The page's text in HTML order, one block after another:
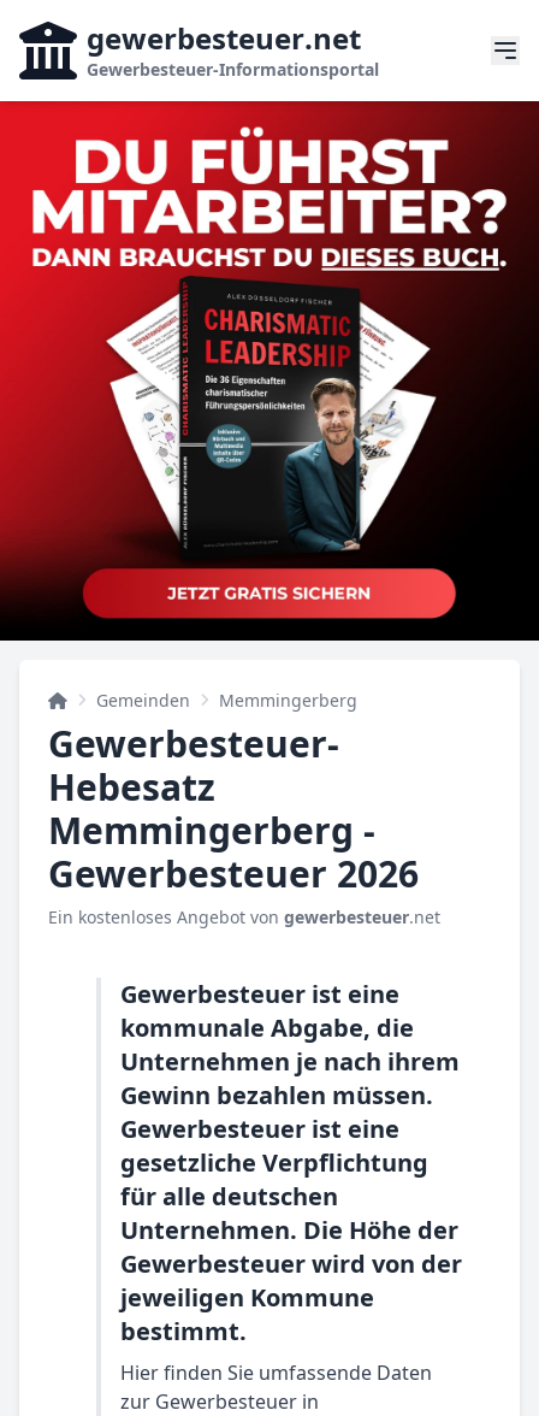
gewerbesteuer.net
Gewerbesteuer-Informationsportal
Gemeinden Memmingerberg
Gewerbesteuer-
Hebesatz
Memmingerberg -
Gewerbesteuer 2026
Ein kostenloses Angebot von gewerbesteuer.net
Gewerbesteuer ist eine
kommunale Abgabe, die
Unternehmen je nach ihrem
Gewinn bezahlen müssen.
Gewerbesteuer ist eine
gesetzliche Verpflichtung
für alle deutschen
Unternehmen. Die Höhe der
Gewerbesteuer wird von der
jeweiligen Kommune
bestimmt.
Hier finden Sie umfassende Daten
zur Gewerbesteuer in